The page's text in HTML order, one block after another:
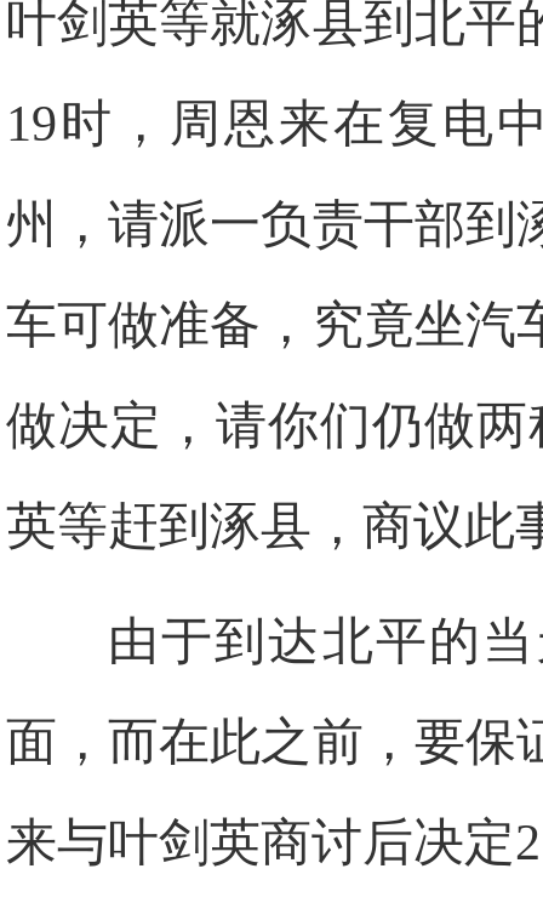
叶剑英等就涿县到北平
19时，周恩来在复电
州，请派一负责干部到
车可做准备，究竟坐汽
做决定，请你们仍做
英等赶到涿县，商议此
由于到达北平的
面，而在此之前，要保
来与叶剑英商讨后决定